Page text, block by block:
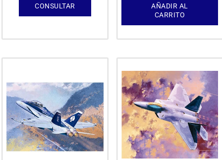
CONSULTAR
AÑADIR AL
CARRITO